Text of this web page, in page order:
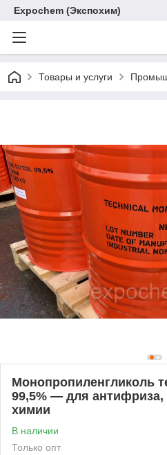
Expochem (Экспохим)
Товары и услуги
Монопропиленгликоль
99,5% — для антифриза,
химии
В наличии
Только опт